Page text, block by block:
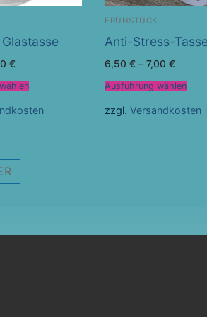
€
FRÜHSTÜCK
Anti-Stress-
6,50€ –7,00€
Ausführung wählen
zzgl.Versandkosten